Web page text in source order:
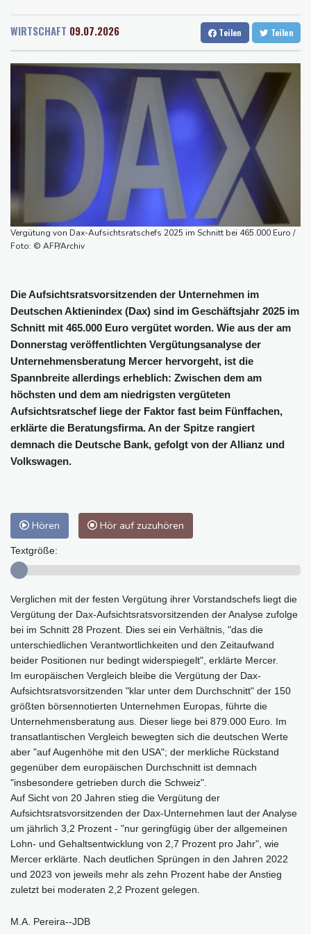
Dresden
31 °C Wien
34 °C
Baden-Baden
20 °C
Munition beladen
Schauspielerin Iris Berben bekommt Deutschen Kulturpolitikpreis
Passagierverkehr an deutschen Flughäfen im ersten Halbjahr
Papst Leo bei Besuch in Assisi von tausenden jungen Menschen
begeistert empfangen
Hausärzte kritisieren Untätigkeit der Regierung in Hitzekrise
Übernahmekampf: Commerzbank geht mit Rekordergebnis in
Gespräche mit der Unicredit
Nach Drohnen-Vorfall an Leipziger Flughafen: Suche nach
weiterem Objekt dauert an
WIRTSCHAFT 09.07.2026 Teilen Teilen
Vergütung von Dax-Aufsichtsratschefs 2025 im Schnitt bei 465.000 Euro /
Foto: © AFP/Archiv
Die Aufsichtsratsvorsitzenden der Unternehmen im
Deutschen Aktienindex (Dax) sind im Geschäftsjahr 2025 im
Schnitt mit 465.000 Euro vergütet worden. Wie aus der am
Donnerstag veröffentlichten Vergütungsanalyse der
Unternehmensberatung Mercer hervorgeht, ist die
Spannbreite allerdings erheblich: Zwischen dem am
höchsten und dem am niedrigsten vergüteten
Aufsichtsratschef liege der Faktor fast beim Fünffachen,
erklärte die Beratungsfirma. An der Spitze rangiert
demnach die Deutsche Bank, gefolgt von der Allianz und
Volkswagen.
Hören Hör auf zuzuhören
Textgröße:
Verglichen mit der festen Vergütung ihrer Vorstandschefs liegt die
Vergütung der Dax-Aufsichtsratsvorsitzenden der Analyse zufolge
bei im Schnitt 28 Prozent. Dies sei ein Verhältnis, "das die
unterschiedlichen Verantwortlichkeiten und den Zeitaufwand
beider Positionen nur bedingt widerspiegelt", erklärte Mercer.
Im europäischen Vergleich bleibe die Vergütung der Dax-
Aufsichtsratsvorsitzenden "klar unter dem Durchschnitt" der 150
größten börsennotierten Unternehmen Europas, führte die
Unternehmensberatung aus. Dieser liege bei 879.000 Euro. Im
transatlantischen Vergleich bewegten sich die deutschen Werte
aber "auf Augenhöhe mit den USA"; der merkliche Rückstand
gegenüber dem europäischen Durchschnitt ist demnach
"insbesondere getrieben durch die Schweiz".
Auf Sicht von 20 Jahren stieg die Vergütung der
Aufsichtsratsvorsitzenden der Dax-Unternehmen laut der Analyse
um jährlich 3,2 Prozent - "nur geringfügig über der allgemeinen
Lohn- und Gehaltsentwicklung von 2,7 Prozent pro Jahr", wie
Mercer erklärte. Nach deutlichen Sprüngen in den Jahren 2022
und 2023 von jeweils mehr als zehn Prozent habe der Anstieg
zuletzt bei moderaten 2,2 Prozent gelegen.
M.A. Pereira--JDB